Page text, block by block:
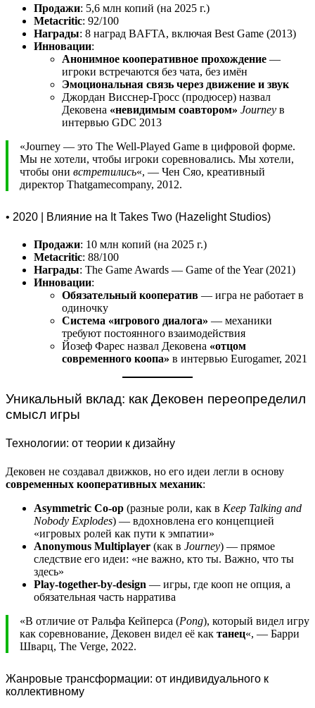
Продажи: 5,6 млн копий (на 2025 г.)
Metacritic: 92/100
Награды: 8 наград BAFTA, включая Best Game (2013)
Инновации:
Анонимное кооперативное прохождение —
игроки встречаются без чата, без имён
Эмоциональная связь через движение и звук
Джордан Висснер-Гросс (продюсер) назвал
Дековена «невидимым соавтором» Journey в
интервью GDC 2013
«Journey — это The Well-Played Game в цифровой форме.
Мы не хотели, чтобы игроки соревновались. Мы хотели,
чтобы они встретились«, — Чен Сяо, креативный
директор Thatgamecompany, 2012.
• 2020 | Влияние на It Takes Two (Hazelight Studios)
Продажи: 10 млн копий (на 2025 г.)
Metacritic: 88/100
Награды: The Game Awards — Game of the Year (2021)
Инновации:
Обязательный кооператив — игра не работает в
одиночку
Система «игрового диалога» — механики
требуют постоянного взаимодействия
Йозеф Фарес назвал Дековена «отцом
современного коопа» в интервью Eurogamer, 2021
Уникальный вклад: как Дековен переопределил
смысл игры
Технологии: от теории к дизайну
Дековен не создавал движков, но его идеи легли в основу
современных кооперативных механик:
Asymmetric Co-op (разные роли, как в Keep Talking and
Nobody Explodes) — вдохновлена его концепцией
«игровых ролей как пути к эмпатии»
Anonymous Multiplayer (как в Journey) — прямое
следствие его идеи: «не важно, кто ты. Важно, что ты
здесь»
Play-together-by-design — игры, где кооп не опция, а
обязательная часть нарратива
«В отличие от Ральфа Кейперса (Pong), который видел игру
как соревнование, Дековен видел её как танец«, — Барри
Шварц, The Verge, 2022.
Жанровые трансформации: от индивидуального к
коллективному